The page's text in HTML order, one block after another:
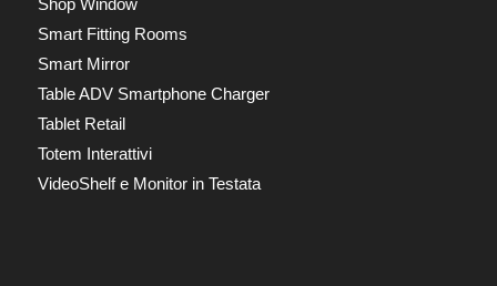
Shop Window
Smart Fitting Rooms
Smart Mirror
Table ADV Smartphone Charger
Tablet Retail
Totem Interattivi
VideoShelf e Monitor in Testata